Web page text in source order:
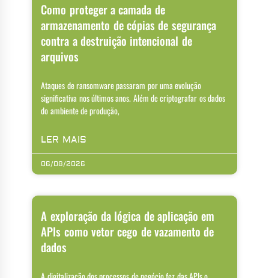
Como proteger a camada de
armazenamento de cópias de segurança
contra a destruição intencional de
arquivos
Ataques de ransomware passaram por uma evolução
significativa nos últimos anos. Além de criptografar os dados
do ambiente de produção,
LER MAIS
06/08/2026
A exploração da lógica de aplicação em
APIs como vetor cego de vazamento de
dados